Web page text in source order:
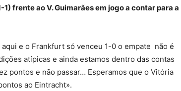
frente ao V. Guimarães em jogo a contar para a
e o Frankfurt só venceu 1-0 o empate não é
atípicas e ainda estamos dentro das contas
pontos e não passar… Esperamos que o Vitória
ao Eintracht».